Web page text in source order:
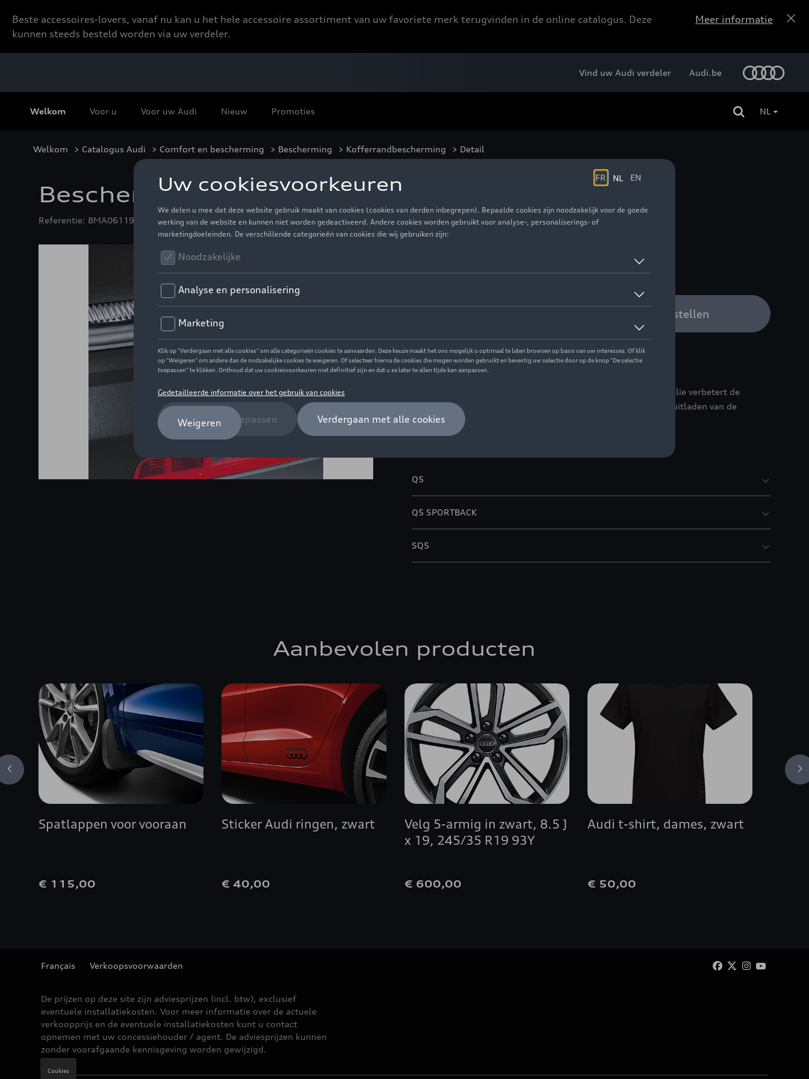
Beste accessoires-lovers, vanaf nu kan u het hele accessoire assortiment van uw favoriete merk terugvinden in de online catalogus. Deze
kunnen steeds besteld worden via uw verdeler.
Meer informatie
Welkom Voor u Voor uw Audi Nieuw Promoties
Vind uw Audi verdeler Audi.be
NL
Welkom > Catalogus Audi > Comfort en bescherming > Bescherming > Kofferrandbescherming > Detail
Beschermingsfolie voor de laaddrempel
Referentie: 8MA061197
Contacteer uw Audi verdeler om te bestellen
Beschrijving
De op maat gemaakte laadrandbescherming van doorzichtig folie verbetert de
bescherming van de bumper tegen beschadiging bij het in- en uitladen van de
bagageruimte.
Q5
Q5 SPORTBACK
SQ5
Aanbevolen producten
Spatlappen voor vooraan
€ 115,00
Sticker Audi ringen, zwart
€ 40,00
Velg 5-armig in zwart, 8.5 J
x 19, 245/35 R19 93Y
€ 600,00
Audi t-shirt, dames, zwart
€ 50,00
Français Verkoopsvoorwaarden
De prijzen op deze site zijn adviesprijzen (incl. btw), exclusief
eventuele installatiekosten. Voor meer informatie over de actuele
verkoopprijs en de eventuele installatiekosten kunt u contact
opnemen met uw concessiehouder / agent. De adviesprijzen kunnen
zonder voorafgaande kennisgeving worden gewijzigd.
Cookies